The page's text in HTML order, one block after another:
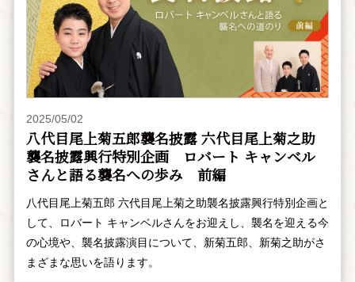
2025/05/02
八代目尾上菊五郎襲名披露 六代目尾上菊之助
襲名披露興行特別企画 ――ロバート キャンベル
さんと語る襲名への歩み 前編
八代目尾上菊五郎 六代目尾上菊之助襲名披露興行特別企画と
して、ロバート キャンベルさんをお迎えし、襲名を迎える今
の心境や、襲名披露演目について、新菊五郎、新菊之助がさ
まざまな思いを語ります。